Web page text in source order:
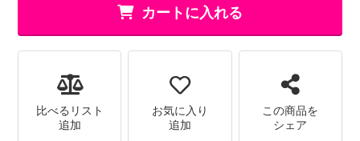
カートに入れる
比べるリスト
追加
お気に入り
追加
この商品を
シェア